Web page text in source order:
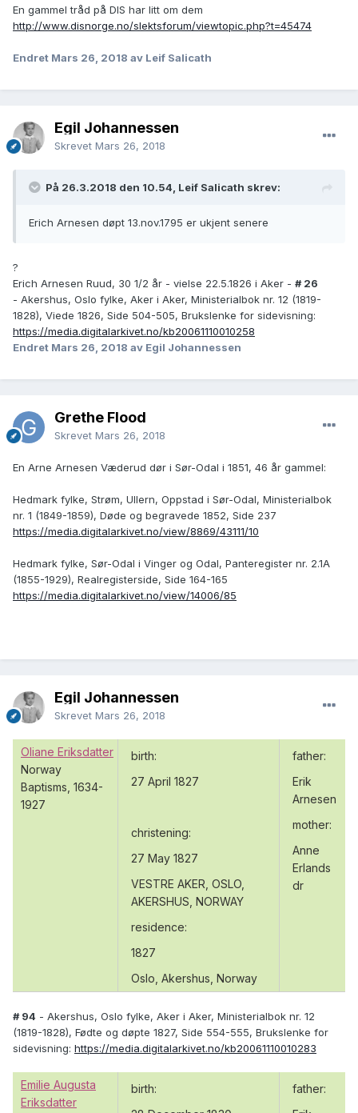
En gammel tråd på DIS har litt om dem
http://www.disnorge.no/slektsforum/viewtopic.php?t=45474
Endret Mars 26, 2018 av Leif Salicath
Egil Johannessen
Skrevet Mars 26, 2018
På 26.3.2018 den 10.54, Leif Salicath skrev:
Erich Arnesen døpt 13.nov.1795 er ukjent senere
?
Erich Arnesen Ruud, 30 1/2 år - vielse 22.5.1826 i Aker - # 26
- Akershus, Oslo fylke, Aker i Aker, Ministerialbok nr. 12 (1819-
1828), Viede 1826, Side 504-505, Brukslenke for sidevisning:
https://media.digitalarkivet.no/kb20061110010258
Endret Mars 26, 2018 av Egil Johannessen
Grethe Flood
Skrevet Mars 26, 2018
En Arne Arnesen Væderud dør i Sør-Odal i 1851, 46 år gammel:
Hedmark fylke, Strøm, Ullern, Oppstad i Sør-Odal, Ministerialbok
nr. 1 (1849-1859), Døde og begravede 1852, Side 237
https://media.digitalarkivet.no/view/8869/43111/10
Hedmark fylke, Sør-Odal i Vinger og Odal, Panteregister nr. 2.1A
(1855-1929), Realregisterside, Side 164-165
https://media.digitalarkivet.no/view/14006/85
Egil Johannessen
Skrevet Mars 26, 2018
Oliane Eriksdatter
Norway
Baptisms, 1634-
1927
birth:
27 April 1827
christening:
27 May 1827
VESTRE AKER, OSLO,
AKERSHUS, NORWAY
residence:
1827
Oslo, Akershus, Norway
father:
Erik
Arnesen
mother:
Anne
Erlands
dr
# 94 - Akershus, Oslo fylke, Aker i Aker, Ministerialbok nr. 12
(1819-1828), Fødte og døpte 1827, Side 554-555, Brukslenke for
sidevisning: https://media.digitalarkivet.no/kb20061110010283
Emilie Augusta
Eriksdatter
birth:
father: